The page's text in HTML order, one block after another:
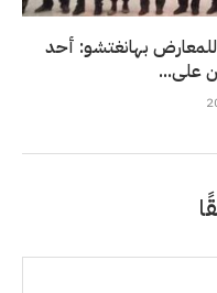
للمعارض بهانغتشو: أحد
على...